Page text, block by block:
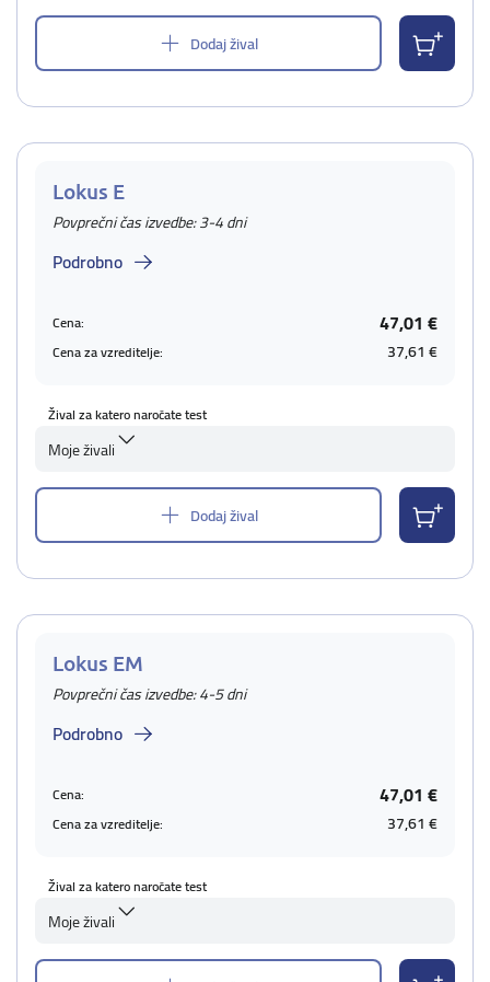
Dodaj žival
Lokus E
Povprečni čas izvedbe: 3-4 dni
Podrobno
Cena: 47,01 €
Cena za vzreditelje: 37,61 €
Žival za katero naročate test
Moje živali
Dodaj žival
Lokus EM
Povprečni čas izvedbe: 4-5 dni
Podrobno
Cena: 47,01 €
Cena za vzreditelje: 37,61 €
Žival za katero naročate test
Moje živali